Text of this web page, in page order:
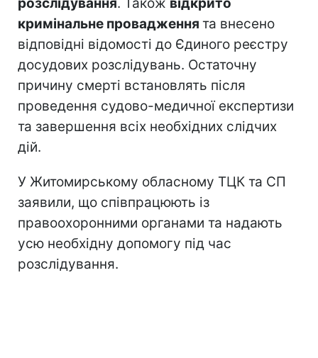
кримінальне провадження та внесено
відповідні відомості до Єдиного реєстру
досудових розслідувань. Остаточну
причину смерті встановлять після
проведення судово-медичної експертизи
та завершення всіх необхідних слідчих
дій.
У Житомирському обласному ТЦК та СП
заявили, що співпрацюють із
правоохоронними органами та надають
усю необхідну допомогу під час
розслідування.